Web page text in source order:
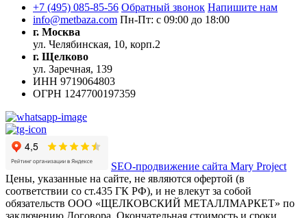
+7 (495) 085-85-56 Обратный звонок Напишите нам
info@metbaza.com Пн-Пт: с 09:00 до 18:00
г. Москва
ул. Челябинская, 10, корп.2
г. Щелково
ул. Заречная, 139
ИНН 9719064803
ОГРН 1247700197359
SEO-продвижение сайта Mary Project
Цены, указанные на сайте, не являются офертой (в
соответствии со ст.435 ГК РФ), и не влекут за собой
обязательств ООО «ЩЕЛКОВСКИЙ МЕТАЛЛМАРКЕТ» по
заключению Договора. Окончательная стоимость и сроки